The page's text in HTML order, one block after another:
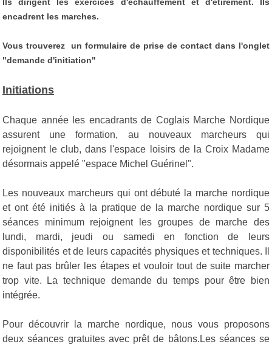
encadrent les marches.
Vous trouverez
un formulaire de prise de contact dans l'onglet
"demande d'initiation"
Initiations
Chaque année les encadrants de Coglais Marche Nordique
assurent une formation, au nouveaux marcheurs qui
rejoignent le club, dans l'espace loisirs de la Croix Madame
désormais appelé "espace Michel Guérinel".
Les nouveaux marcheurs qui ont débuté la marche nordique
et ont été initiés à la pratique de la marche nordique sur 5
séances minimum rejoignent les groupes de marche des
lundi, mardi, jeudi ou samedi en fonction de leurs
disponibilités et de leurs capacités physiques et techniques. Il
ne faut pas brûler les étapes et vouloir tout de suite marcher
trop vite. La technique demande du temps pour être bien
intégrée.
Pour découvrir la marche nordique, nous vous proposons
deux séances gratuites avec prêt de bâtons.Les séances se